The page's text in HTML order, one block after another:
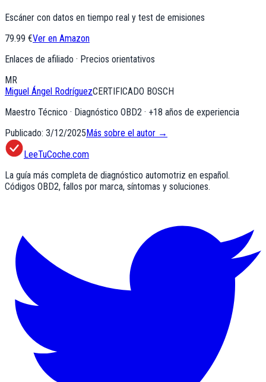
Escáner con datos en tiempo real y test de emisiones
79.99 €Ver en Amazon
Enlaces de afiliado · Precios orientativos
MR
Miguel Ángel RodríguezCERTIFICADO BOSCH
Maestro Técnico · Diagnóstico OBD2 · +18 años de experiencia
Publicado: 3/12/2025Más sobre el autor →
LeeTuCoche.com
La guía más completa de diagnóstico automotriz en español.
Códigos OBD2, fallos por marca, síntomas y soluciones.